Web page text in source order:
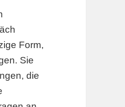
die
Lautstärke
Form,
Sie
die